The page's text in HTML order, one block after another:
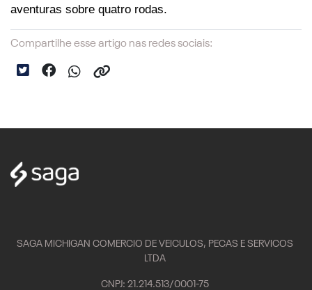
aventuras sobre quatro rodas.
Compartilhe esse artigo nas redes sociais:
SAGA MICHIGAN COMERCIO DE VEICULOS, PECAS E SERVICOS
LTDA
CNPJ: 21.214.513/0001-75